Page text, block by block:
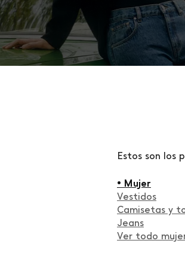
Estos son los
• Mujer
Vestidos
Camisetas y
Jeans
Ver todo